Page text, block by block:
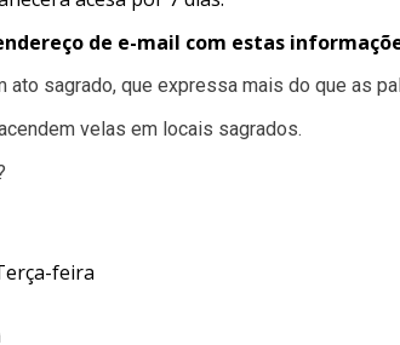
de e-mail com estas
ato sagrado, que expressa mais do que as
velas em locais sagrados.
feira